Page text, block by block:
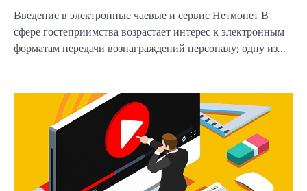
Введение в электронные чаевые и сервис Нетмонет В
сфере гостеприимства возрастает интерес к электронным
форматам передачи вознаграждений персоналу; одну из…